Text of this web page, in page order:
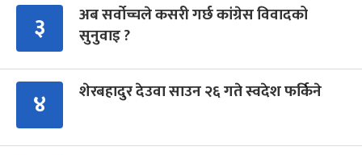
३
अब सर्वोच्चले कसरी गर्छ कांग्रेस विवादको
सुनुवाइ ?
४ शेरबहादुर देउवा साउन २६ गते स्वदेश फर्किने